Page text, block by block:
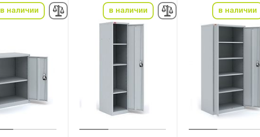
в наличии в наличии в наличии